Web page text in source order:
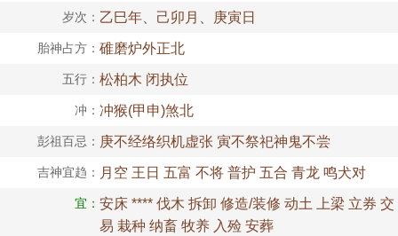
岁次： 乙巳年、己卯月、庚寅日
胎神占方： 碓磨炉外正北
五行： 松柏木 闭执位
冲： 冲猴(甲申)煞北
彭祖百忌： 庚不经络织机虚张 寅不祭祀神鬼不尝
吉神宜趋： 月空 王日 五富 不将 普护 五合 青龙 鸣犬对
宜： 安床 **** 伐木 拆卸 修造/装修 动土 上梁 立券 交
易 栽种 纳畜 牧养 入殓 安葬